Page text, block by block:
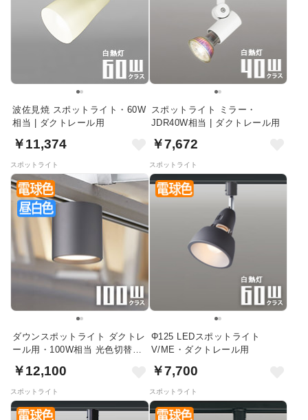
波佐見焼 スポットライト・60W
相当 | ダクトレール用
￥11,374
スポットライト
スポットライト ミラー・
JDR40W相当 | ダクトレール用
￥7,672
スポットライト
ダウンスポットライト ダクトレ
ール用・100W相当 光色切替｜
￥12,100
スポットライト
Φ125 LEDスポットライト
V/ME・ダクトレール用
￥7,700
スポットライト